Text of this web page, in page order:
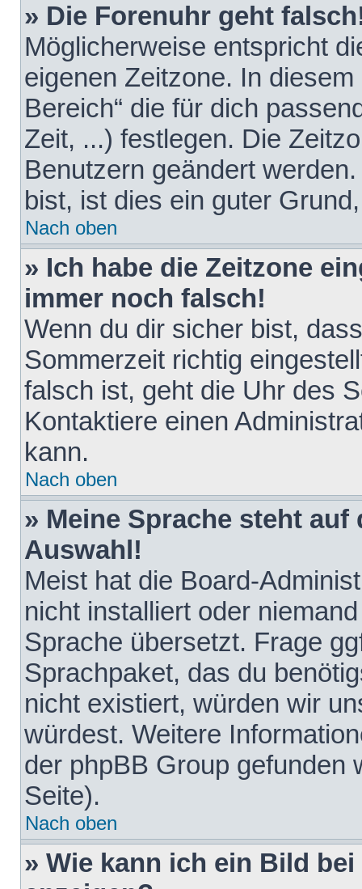
» Die Forenuhr geht
Möglicherweise entspricht
eigenen Zeitzone. In
Bereich“ die für dich
Zeit, ...) festlegen. Die
Benutzern geändert
bist, ist dies ein guter
Nach oben
» Ich habe die Zeitzone
immer noch falsch!
Wenn du dir sicher bist,
Sommerzeit richtig
falsch ist, geht die Uhr des
Kontaktiere einen
kann.
Nach oben
» Meine Sprache steht
Auswahl!
Meist hat die Board-
nicht installiert oder
Sprache übersetzt. Frage
Sprachpaket, das du
nicht existiert, würden wir
würdest. Weitere
der phpBB Group gefunden
Seite).
Nach oben
» Wie kann ich ein Bild